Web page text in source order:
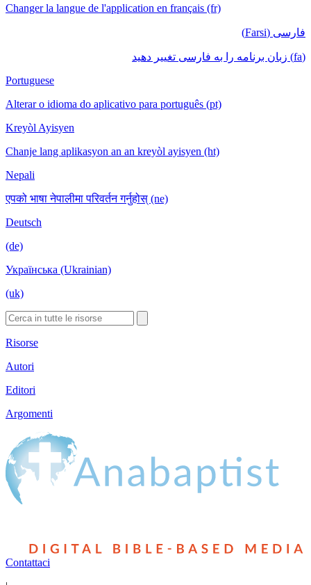
Changer la langue de l'application en français (fr)
فارسی (Farsi)
(fa) زبان برنامه را به فارسی تغییر دهید
Portuguese
Alterar o idioma do aplicativo para português (pt)
Kreyòl Ayisyen
Chanje lang aplikasyon an an kreyòl ayisyen (ht)
Nepali
एपको भाषा नेपालीमा परिवर्तन गर्नुहोस् (ne)
Deutsch
(de)
Українська (Ukrainian)
(uk)
Risorse
Autori
Editori
Argomenti
Contattaci